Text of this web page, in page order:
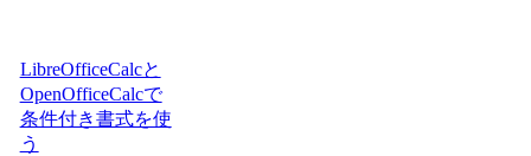
LibreOfficeCalcと
OpenOfficeCalcで
条件付き書式を使
う